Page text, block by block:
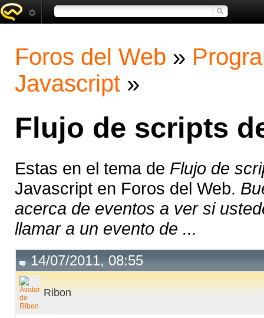
Foros del Web »
Javascript »
Flujo de scripts
Estas en el tema de Flujo de
Javascript en Foros del Web.
acerca de eventos a ver si
llamar a un evento de ...
14/07/2011, 08:55
Ribon